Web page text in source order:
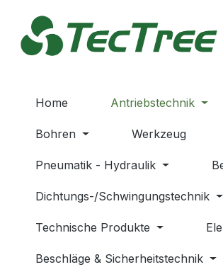
Hauptinhalt springen
Zur Suche springen
Zur Hauptnavigation springen
Home Antriebstechnik
Bohren Werkzeug
Pneumatik - Hydraulik
Dichtungs-/Schwingungstechnik
Technische Produkte
Beschläge & Sicherheitstechnik